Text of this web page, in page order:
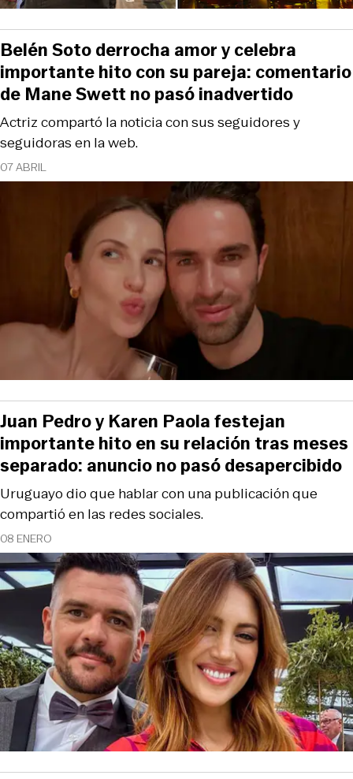
07 ABRIL
Actriz compartó la noticia con sus seguidores y
seguidoras en la web.
Belén Soto derrocha amor y celebra
importante hito con su pareja: comentario
de Mane Swett no pasó inadvertido
08 ENERO
Uruguayo dio que hablar con una publicación que
compartió en las redes sociales.
Juan Pedro y Karen Paola festejan
importante hito en su relación tras meses
separado: anuncio no pasó desapercibido